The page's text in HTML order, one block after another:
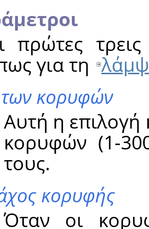
πρώτες τρεις
για τη
κορυφών
Αυτή η επιλογή
κορυφών (1-
τους.
κορυφής
Όταν οι